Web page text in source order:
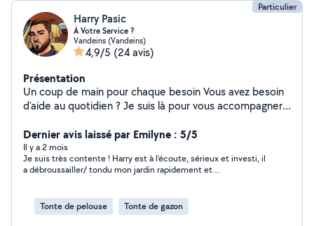
Particulier
Harry Pasic
À Votre Service ?
Vandeins (Vandeins)
4,9/5 (24 avis)
Présentation
Un coup de main pour chaque besoin Vous avez besoin
d'aide au quotidien ? Je suis là pour vous accompagner
Courses à faire ou commandes à récupérer ️ Animaux à
nourrir ou à promener Débarras d'encombrants
Nettoyage de maison ou de voiture avec
shampouineuse Entretien et vigilance temporaire à
adapté à vos besoins. Un seul objectif : vous faciliter la
vie au quotidien !
Dernier avis laissé par Emilyne : 5/5
Il y a 2 mois
Je suis très contente ! Harry est à l’écoute, sérieux et investi, il
a débroussailler/ tondu mon jardin rapidement et
Tonte de pelouse
Tonte de gazon